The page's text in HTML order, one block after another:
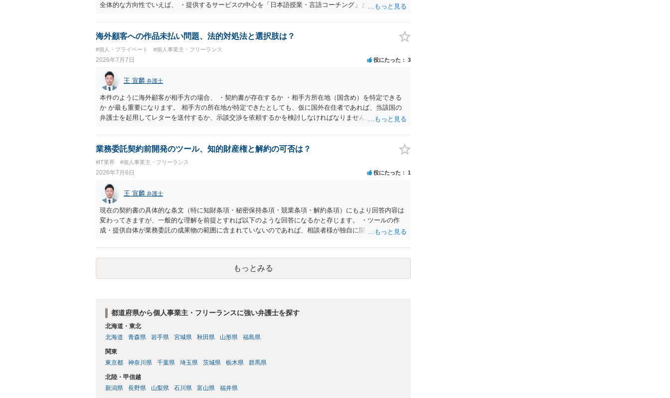
全体的な方向性でいえば、 ・提供するサービスの中心を「日本語授業・言語コーチング」と明確に位置付
流・学習機会として整理すること。 ・宿泊・交通・レンタカー等の契約主体および支払は常にクライアン
ト本人と事業者の間で完結させ、日本語講師は予約手続や支払の代理・媒介・取次・窓口を担わないこ
立場であること、②参加者の移動・アクティビティ参加は自己の判断と責任によること、③講師の故意・
重大な過失を除く範囲で事故等についての責任を限定することを明示すること。 この辺りは意識して書類
等を作成された方がよろしいかと思います。 公開の場で個別具体的な内容に従って回答するのにも限界が
ありますので、資料などを持参の上、弁護士の相談されることをお勧めします。
海外顧客への作品未払い問題、法的対処法と選択肢は？
#個人・プライベート #個人事業主・フリーランス
2026年7月7日 役にたった 3
王 宣麟 弁護士
本件のように海外顧客が相手方の場合、 ・契約書が存在するか ・相手方所在地（国含め）を特定できる
か が最も重要になります。 相手方の所在地が特定できたとしても、仮に国外在住者であれば、当該国の
弁護士を起用してレターを送付するか、示談交渉を依頼するかを検討しなければなりませんが、海外弁護
で詳細なご相談を聞くには限界がありますので、詳細は別途お問合せいただいた方がよいかと存じます。
業務委託契約前開発のツール、知的財産権と解約の可否は？
#IT業界 #個人事業主・フリーランス
2026年7月6日 役にたった 1
王 宣麟 弁護士
現在の契約書の具体的な条文（特に知財条項・秘密保持条項・競業条項・解約条項）にもより回答内容は
変わってきますが、一般的な理解を前提とすれば以下のような回答になるかと存じます。 ・ツールの作
成・提供自体が業務委託の成果物の範囲に含まれていないのであれば、相談者様が独自に開発したツール
とも可能。ただし合意解除する場合の条項については、契約書上の他の条項との兼ね合いで不利にならな
いよう調整が必要 ・契約を残す場合は、競業避止義務が契約上課されているのであれば、同業に納品する
ことが難しくなるケースもある。他方で契約終了後であっても「●年間、競業避止義務が存続する」とい
う建付けになっている場合は、契約終了後であっても注意が必要 ということになるかと存じます。 ご不
もっとみる
都道府県から個人事業主・フリーランスに強い弁護士を探す
北海道・東北
北海道
青森県 岩手県 宮城県 秋田県 山形県 福島県
関東
東京都
神奈川県 千葉県 埼玉県 茨城県 栃木県 群馬県
北陸・甲信越
新潟県
長野県 山梨県 石川県 富山県 福井県